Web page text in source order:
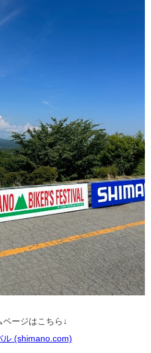
ージはこちら↓
ル (shimano.com)